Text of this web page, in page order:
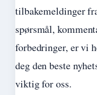
tilbakemeldinger
spørsmål,
forbedringer, er vi
deg den beste
viktig for oss.